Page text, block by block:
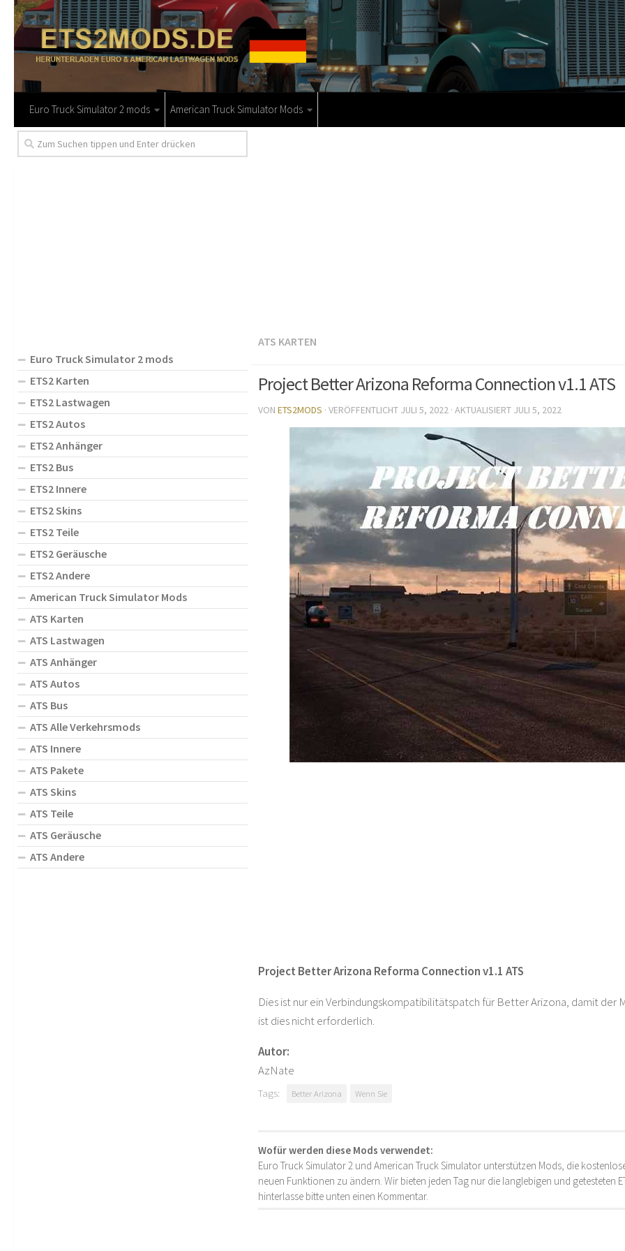
Euro Truck Simulator 2 mods American Truck Simulator Mods
ATS KARTEN
Project Better Arizona Reforma Connection v1.1 ATS
VON ETS2MODS · VERÖFFENTLICHT JULI 5, 2022 · AKTUALISIERT JULI 5, 2022
Project Better Arizona Reforma Connection v1.1 ATS
Dies ist nur ein Verbindungskompatibilitätspatch für Better Arizona, damit
ist dies nicht erforderlich.
Autor:
AzNate
Tags: Better Arizona Wenn Sie
Wofür werden diese Mods verwendet:
Euro Truck Simulator 2 und American Truck Simulator unterstützen Mods, die
neuen Funktionen zu ändern. Wir bieten jeden Tag nur die langlebigen und getesteten
hinterlasse bitte unten einen Kommentar.
Euro Truck Simulator 2 mods
ETS2 Karten
ETS2 Lastwagen
ETS2 Autos
ETS2 Anhänger
ETS2 Bus
ETS2 Innere
ETS2 Skins
ETS2 Teile
ETS2 Geräusche
ETS2 Andere
American Truck Simulator Mods
ATS Karten
ATS Lastwagen
ATS Anhänger
ATS Autos
ATS Bus
ATS Alle Verkehrsmods
ATS Innere
ATS Pakete
ATS Skins
ATS Teile
ATS Geräusche
ATS Andere